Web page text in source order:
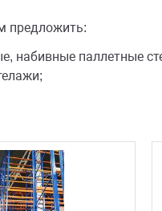
предложить:
набивные паллетные